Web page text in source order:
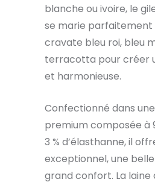
blanche ou ivoire, le
se marie parfaitement
cravate bleu roi, bleu
terracotta pour créer
et harmonieuse.
Confectionné dans
premium composée à
3 % d’élasthanne, il
exceptionnel, une
grand confort. La